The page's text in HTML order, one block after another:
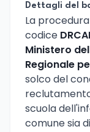
Dettagli del
La
codice
Ministero
Regionale
solco del
scuola
comune sia